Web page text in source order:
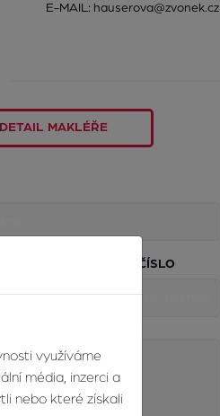
E-MAIL: hauserova@zvonek.cz
DETAIL MAKLÉŘE
TELEFONNÍ ČÍSLO
využíváme
média, inzerci a
nebo které získali